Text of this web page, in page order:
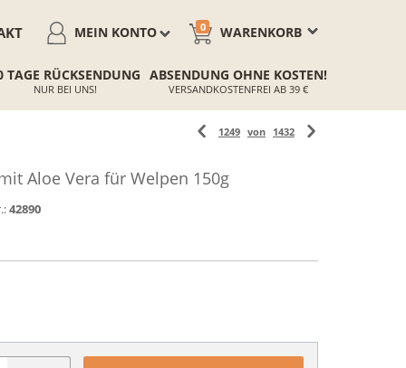
WARENKORB
0
MEIN KONTO
TAGE RÜCKSENDUNG
NUR BEI UNS!
ABSENDUNG OHNE KOSTEN!
VERSANDKOSTENFREI AB 39 €
1249 von 1432
Aloe Vera für Welpen 150g
42890